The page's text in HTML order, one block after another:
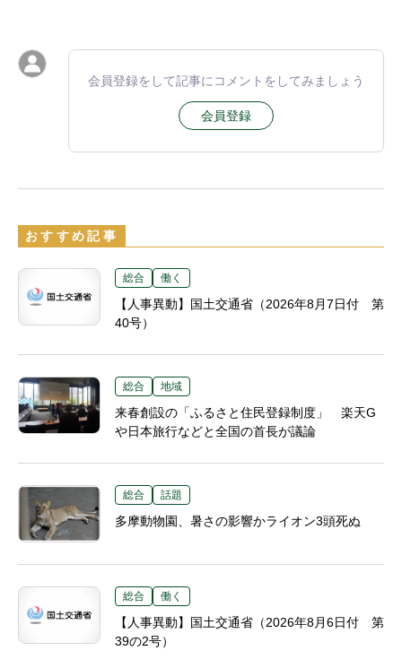
会員登録をして記事にコメントをしてみましょう
会員登録
おすすめ記事
総合 働く
【人事異動】国土交通省（2026年8月7日付 第
40号）
総合 地域
来春創設の「ふるさと住民登録制度」 楽天G
や日本旅行などと全国の首長が議論
総合 話題
多摩動物園、暑さの影響かライオン3頭死ぬ
総合 働く
【人事異動】国土交通省（2026年8月6日付 第
39の2号）